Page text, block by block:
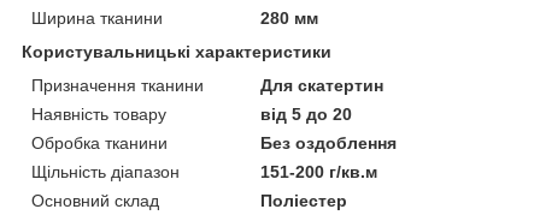
Ширина тканини
280 мм
Користувальницькі характеристики
Призначення тканини
Для скатертин
Наявність товару
від 5 до 20
Обробка тканини
Без оздоблення
Щільність діапазон
151-200 г/кв.м
Основний склад
Поліестер